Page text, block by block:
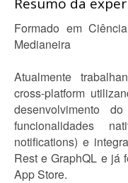
Formado em
Medianeira
Atualmente
cross-platform
desenvolvimento
funcionalidades
notifications) e
Rest e GraphQL e já
App Store.